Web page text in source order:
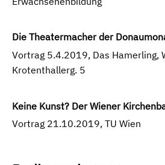
Die Theatermacher der
Vortrag 5.4.2019, Das Hamerling,
Krotenthallerg. 5
Keine Kunst? Der Wiener
Vortrag 21.10.2019, TU Wien